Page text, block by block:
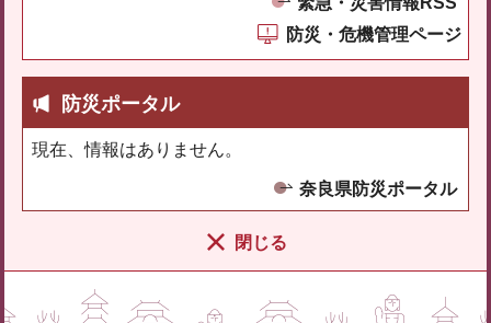
防災・危機管理ページ
防災ポータル
現在、情報はありません。
奈良県防災ポータル
閉じる